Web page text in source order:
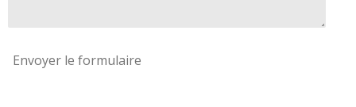
Envoyer le formulaire